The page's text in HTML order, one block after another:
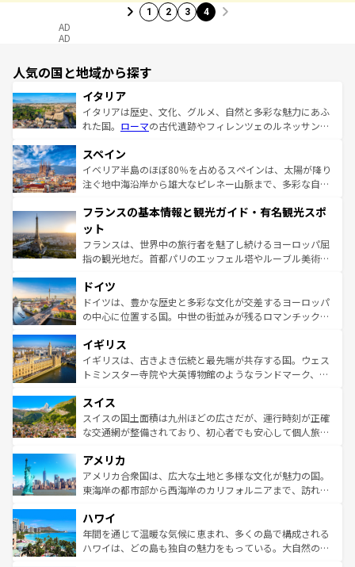
1 2 3 4
AD
AD
人気の国と地域から探す
イタリア
イタリアは歴史、文化、グルメ、自然と多彩な魅力にあふ
れた国。 ローマの古代遺跡やフィレンツェのルネッサンス
ろん、トスカーナの美しい田園風景やアマルフィ海岸の絶
景など、自然景観も見逃せない。観光の合間には、本場の
ピザやパスタなど、絶品のイタリア料理を堪能することも
ませてくれるイタリアで、忘れられない旅をしてみよう！
なお、新着のイタリア情報は
しい。
スペイン
イベリア半島のほぼ80％を占めるスペインは、太陽が降り
注ぐ地中海沿岸から雄大なピレネー山脈まで、多彩な自然
文化が根付くこの国では、情熱的なフラメンコ、熱気あふ
れる闘牛、そして美味しいタパスが生活の一部となってい
る。首都マドリードの洗練された雰囲気や、バルセロナの
アートに溢れた街角から、地方では古代ローマ遺跡や中世
せる。地方によって風土や気候が異なるスペインはその個
性で訪れる人を魅了する。 なお、新着のスペイン情報は コ
ンテンツ一覧を参照してほしい。
フランスの基本情報と観光ガイド・有名観光スポ
ット
フランスは、世界中の旅行者を魅了し続けるヨーロッパ屈
指の観光地だ。首都パリのエッフェル塔やルーブル美術館
で、幅広い魅力が詰まっている。華麗な宮殿、歴史的な大
聖堂、美しいビーチ、そして豊かな自然が、訪れる者を心
から魅了する。また、フランスは美食の国としても知ら
いる。シャンパンの発祥地であるランス、プロヴァンスの
香り高いラベンダー畑など、多彩な楽しみ方が可能だ。さ
らに、パリ以外の地域にも魅力が溢れており、どの街角に
れる地方に足を運ぶとそれぞれで全く異なる文化を体験で
きるだろう。 なお、新着のフランス情報はコンテンツ一覧
を参照してほしい。
ドイツ
ドイツは、豊かな歴史と多彩な文化が交差するヨーロッパ
の中心に位置する国。中世の街並みが残るロマンチック街
顔を持つこの国は、どこを歩いても飽きることがない。ベ
ルリンの文化的活気、バイエルン州のアルプスの絶景、そ
してライン川沿いのワイン畑といった風景は必見。ビール
は、お酒好きな人にはぜひ体験してほしい。 なお、新着の
ドイツ情報はコンテンツ一覧を参照してほしい。
イギリス
イギリスは、古きよき伝統と最先端が共存する国。ウェス
トミンスター寺院や大英博物館のようなランドマーク、歴
リアごとに異なる魅力がある。また、優雅なアフタヌーン
ティー、ビール好きにはたまらない英国パブ、サッカー観
戦など、本場だからこそできる体験も豊富。イギリスを旅
ンツ一覧を参照してほしい。
スイス
スイスの国土面積は九州ほどの広さだが、運行時刻が正確
な交通網が整備されており、初心者でも安心して個人旅行
の建物がそのまま残る町や、スイスならではのユニークな
博物館もあり、アルプス観光だけでなく町歩きも満喫する
ことができる。国民の所得が高いため物価も高いが、旅行
ば市内交通費無料で観光を楽しむこともできる。 なお、新
着のスイス情報はコンテンツ一覧 を参照してほしい。
アメリカ
アメリカ合衆国は、広大な土地と多様な文化が魅力の国。
東海岸の都市部から西海岸のカリフォルニアまで、訪れる
のような巨大都市は、観光、ショッピング、エンターテイ
ンメントが詰まった刺激的なスポットだ。一方、アメリカ
西部には大自然が広がり、グランドキャニオンやイエロー
ハワイ
年間を通じて温暖な気候に恵まれ、多くの島で構成される
ハワイは、どの島も独自の魅力をもっている。大自然の神